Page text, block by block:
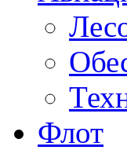
Флот